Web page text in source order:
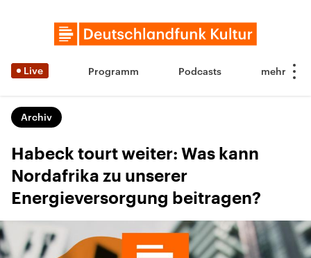
Live Programm Podcasts
Archiv
Habeck tourt weiter: Was kann
Nordafrika zu unserer
Energieversorgung beitragen?